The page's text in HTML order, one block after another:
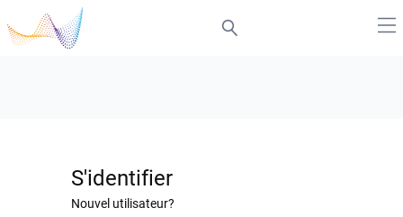
S'identifier
Nouvel utilisateur?